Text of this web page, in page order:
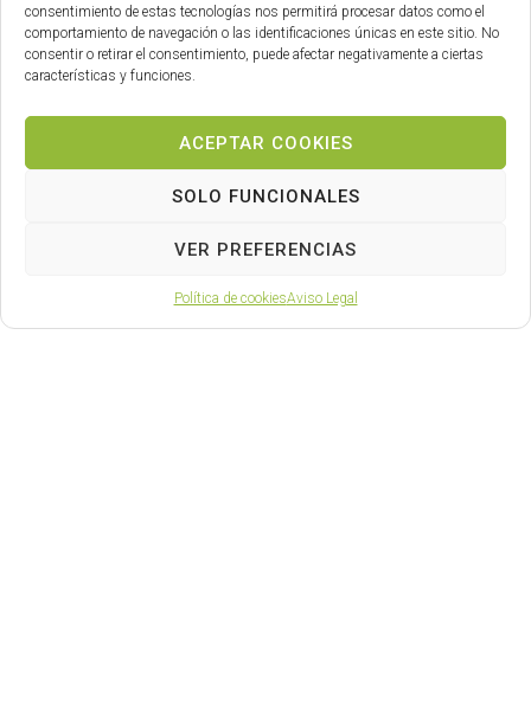
consentimiento de estas tecnologías nos permitirá procesar datos como el
comportamiento de navegación o las identificaciones únicas en este sitio. No
consentir o retirar el consentimiento, puede afectar negativamente a ciertas
características y funciones.
ACEPTAR COOKIES
SOLO FUNCIONALES
VER PREFERENCIAS
Política de cookiesAviso Legal